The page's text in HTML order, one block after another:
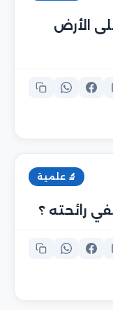
الأرض
🔬 علمية
رائحته ؟